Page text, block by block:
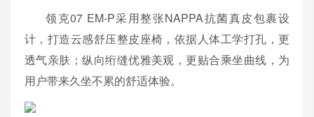
领克07 EM-P采用整张NAPPA抗菌真皮包裹设
计，打造云感舒压整皮座椅，依据人体工学打孔，更
透气亲肤；纵向绗缝优雅美观，更贴合乘坐曲线，为
用户带来久坐不累的舒适体验。